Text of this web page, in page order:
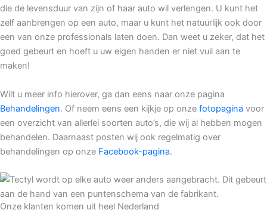
die de levensduur van zijn of haar auto wil verlengen. U kunt het
zelf aanbrengen op een auto, maar u kunt het natuurlijk ook door
een van onze professionals laten doen. Dan weet u zeker, dat het
goed gebeurt en hoeft u uw eigen handen er niet vuil aan te
maken!
Wilt u meer info hierover, ga dan eens naar onze pagina
Behandelingen. Of neem eens een kijkje op onze fotopagina voor
een overzicht van allerlei soorten auto’s, die wij al hebben mogen
behandelen. Daarnaast posten wij ook regelmatig over
behandelingen op onze Facebook-pagina.
Onze klanten komen uit heel Nederland